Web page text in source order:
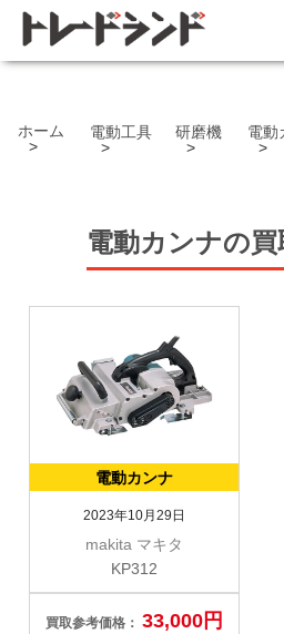
ホーム 電動工具 研磨機 電動
電動カンナの
電動カンナ
2023年10月29日
makita マキタ
KP312
買取参考価格：33,000円